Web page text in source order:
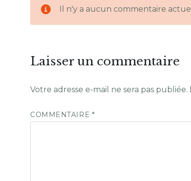
Il n'y a aucun commentaire
Laisser un commentaire
Votre adresse e-mail ne sera pas publiée.
COMMENTAIRE *